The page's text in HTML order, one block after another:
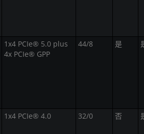
1x4 PCIe® 5.0 plus
4x PCIe® GPP
44/8 是
1x4 PCIe® 4.0 32/0 否